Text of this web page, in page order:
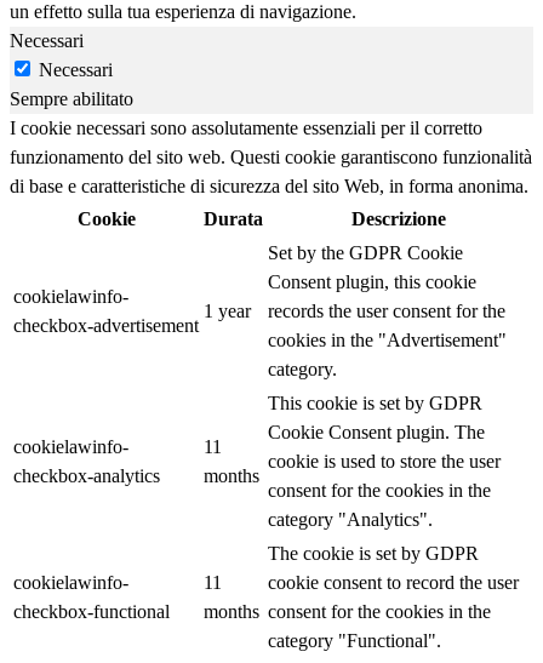
un effetto sulla tua esperienza di navigazione.
Necessari
Necessari
Sempre abilitato
I cookie necessari sono assolutamente essenziali per il corretto
funzionamento del sito web. Questi cookie garantiscono funzionalità
di base e caratteristiche di sicurezza del sito Web, in forma anonima.
Cookie
Durata Descrizione
cookielawinfo-
checkbox-advertisement
1 year
Set by the GDPR Cookie
Consent plugin, this cookie
records the user consent for the
cookies in the "Advertisement"
category.
cookielawinfo-
checkbox-analytics
11
months
This cookie is set by GDPR
Cookie Consent plugin. The
cookie is used to store the user
consent for the cookies in the
category "Analytics".
cookielawinfo-
checkbox-functional
11
months
The cookie is set by GDPR
cookie consent to record the user
consent for the cookies in the
category "Functional".